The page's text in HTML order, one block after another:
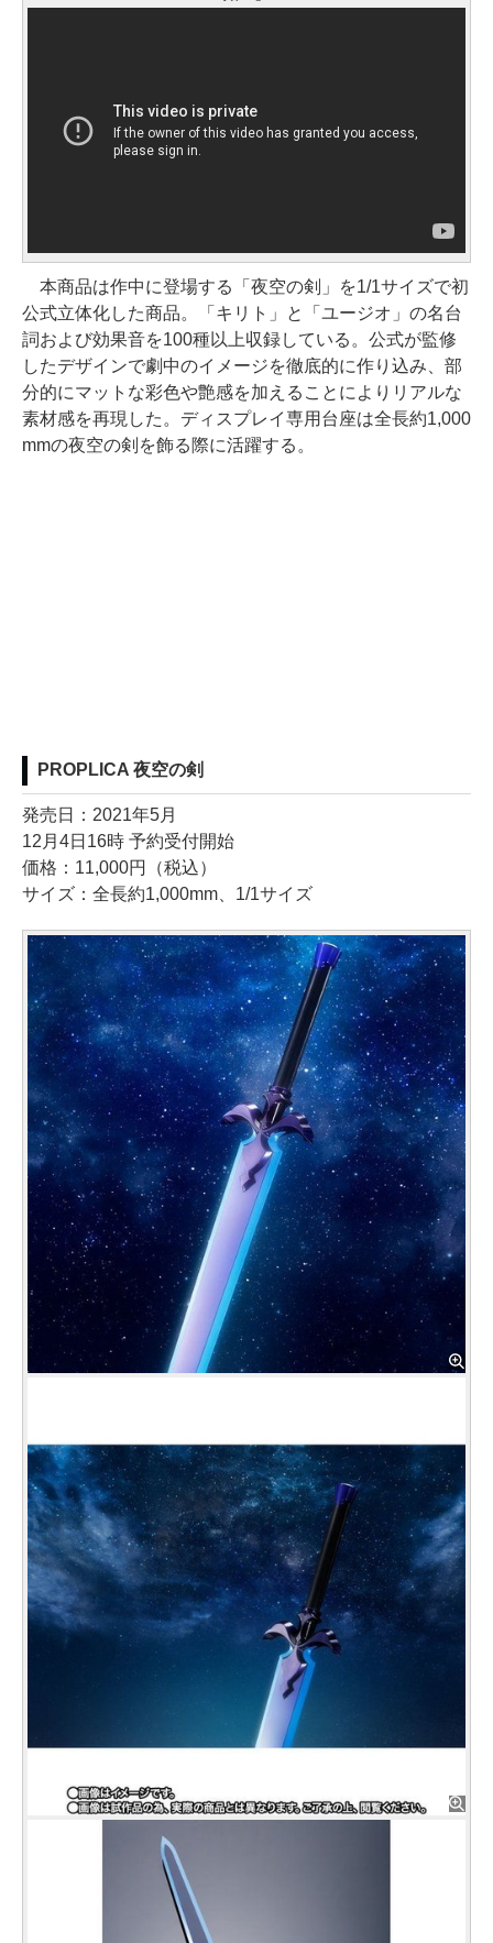
本商品は作中に登場する「夜空の剣」を1/1サイズで初
公式立体化した商品。「キリト」と「ユージオ」の名台
詞および効果音を100種以上収録している。公式が監修
したデザインで劇中のイメージを徹底的に作り込み、部
分的にマットな彩色や艶感を加えることによりリアルな
素材感を再現した。ディスプレイ専用台座は全長約1,000
mmの夜空の剣を飾る際に活躍する。
PROPLICA 夜空の剣
発売日：2021年5月
12月4日16時 予約受付開始
価格：11,000円（税込）
サイズ：全長約1,000mm、1/1サイズ